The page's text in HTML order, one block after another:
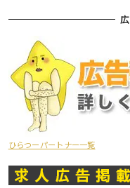
ひらつーパートナー一覧